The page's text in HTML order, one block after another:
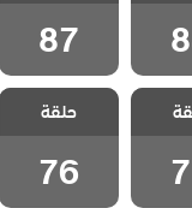
الحلقة 87
87
تترك مسلسل لا تترك
يدي مدبلج
الحلقة 76
حلقة
76